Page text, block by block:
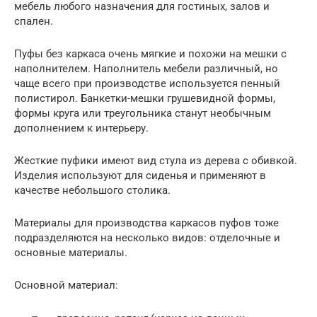
мебель любого назначения для гостиных, залов и
спален.
Пуфы без каркаса очень мягкие и похожи на мешки с
наполнителем. Наполнитель мебели различный, но
чаще всего при производстве используется пенный
полистирол. Банкетки-мешки грушевидной формы,
формы круга или треугольника станут необычным
дополнением к интерьеру.
Жесткие пуфики имеют вид стула из дерева с обивкой.
Изделия используют для сиденья и применяют в
качестве небольшого столика.
Материалы для производства каркасов пуфов тоже
подразделяются на несколько видов: отделочные и
основные материалы.
Основной материал: